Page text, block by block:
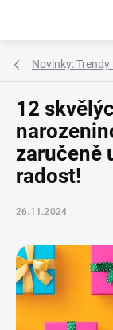
Novinky:
12
zaručeně
radost!
26.11.2024